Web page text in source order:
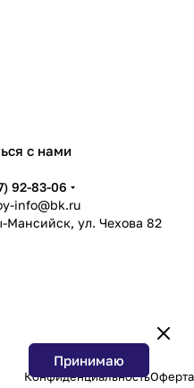
с нами
92-83-06
info@bk.ru
Мансийск, ул. Чехова 82
КонфиденциальностьОферта
Принимаю